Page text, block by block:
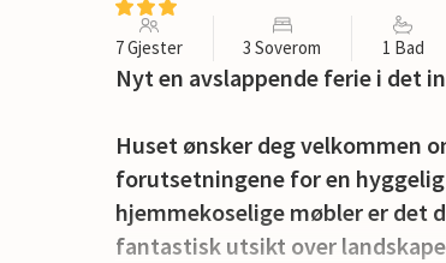
7 Gjester 3 Soverom 1 Bad
Nyt en avslappende ferie i det
Huset ønsker deg velkommen
forutsetningene for en
hjemmekoselige møbler er det
fantastisk utsikt over